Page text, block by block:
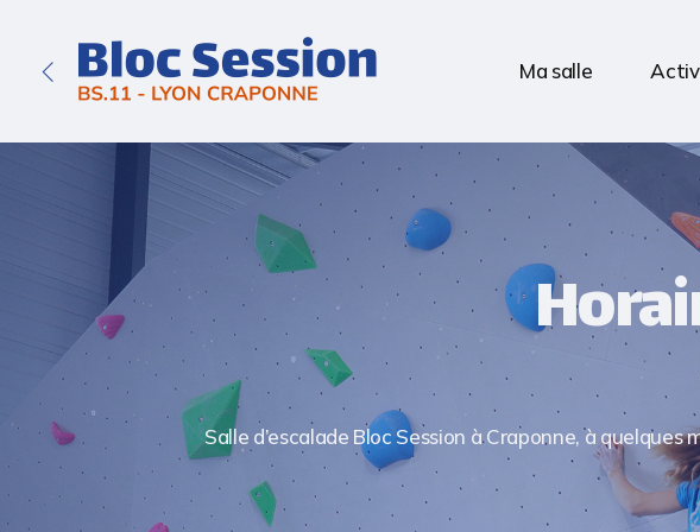
Retour
Ma salle
Salle d’escalade Bloc Session à Craponne, à